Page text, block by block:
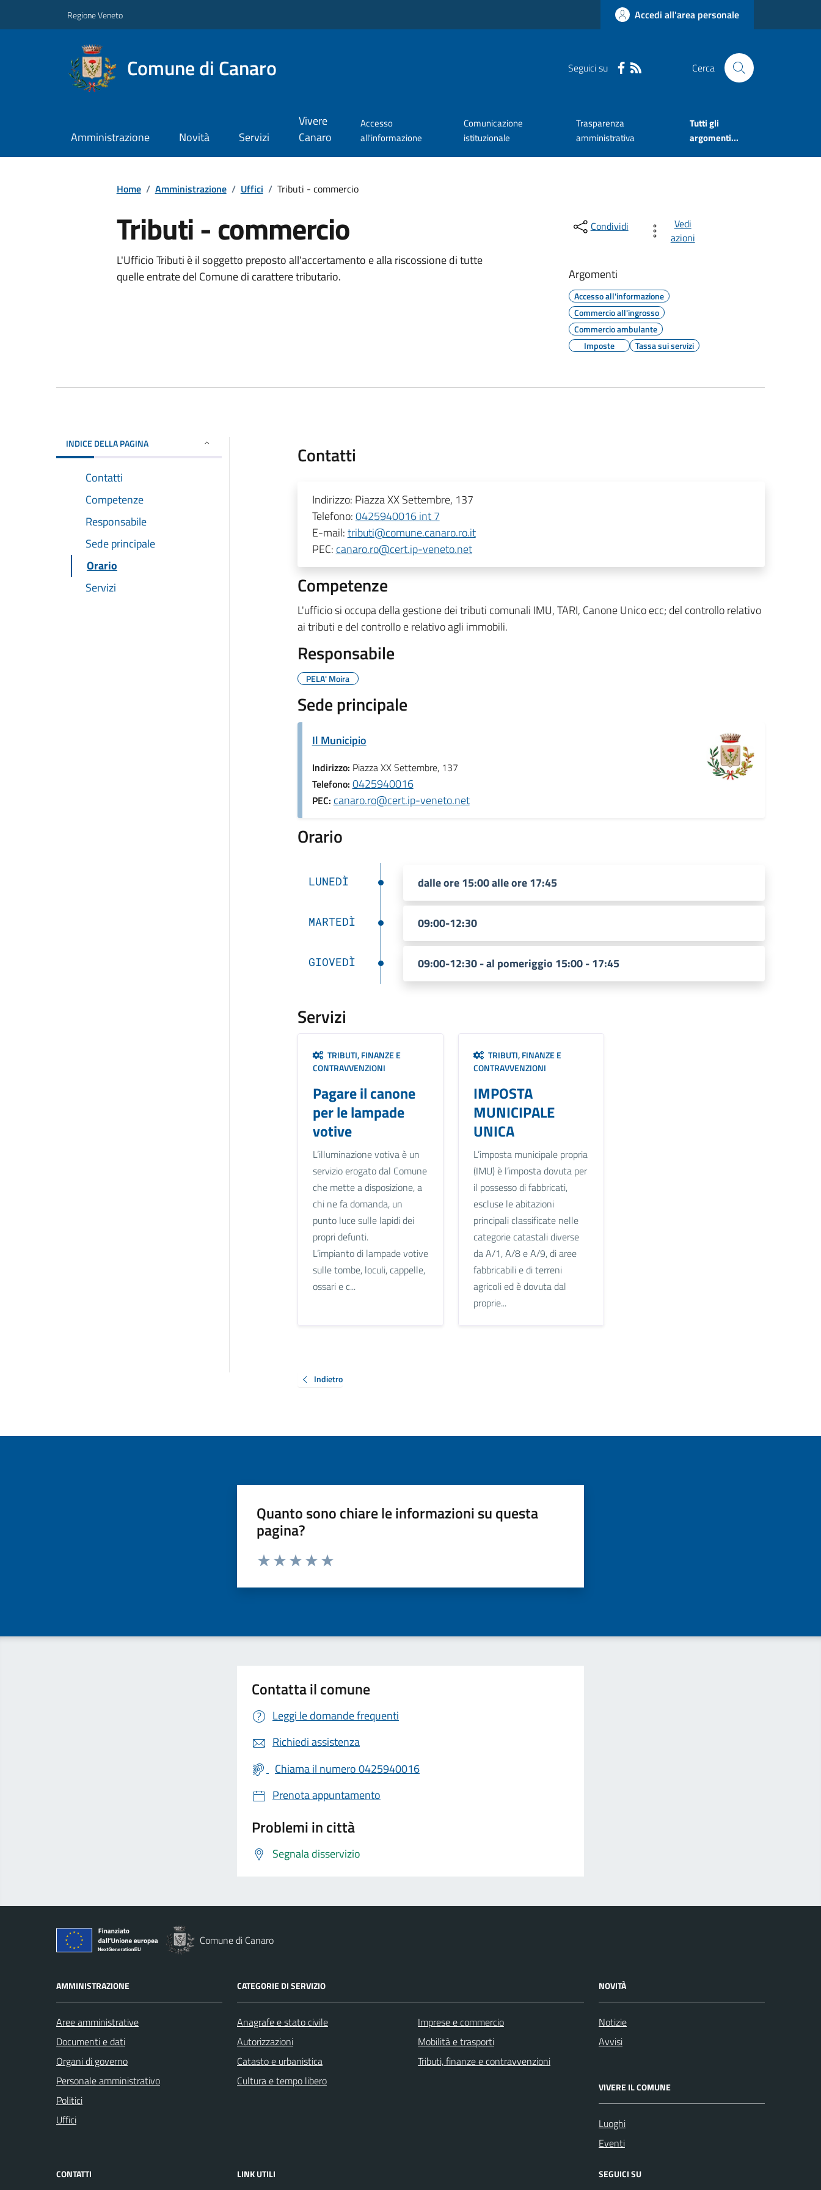
Regione Veneto Accedi all'area personale
Comune di Canaro Seguici su Cerca
Amministrazione Novità Servizi
Vivere
Canaro
Accesso
all'informazione
Comunicazione
istituzionale
Trasparenza
amministrativa
Tutti gli
argomenti...
Home / Amministrazione / Uffici / Tributi - commercio
Tributi - commercio
L'Ufficio Tributi è il soggetto preposto all'accertamento e alla riscossione di tutte
quelle entrate del Comune di carattere tributario.
Condividi
Vedi
azioni
Argomenti
Accesso all'informazione
Commercio all'ingrosso
Commercio ambulante
Imposte
Tassa sui servizi
INDICE DELLA PAGINA
Contatti
Competenze
Responsabile
Sede principale
Orario
Servizi
Contatti
Indirizzo: Piazza XX Settembre, 137
Telefono:0425940016 int 7
E-mail:tributi@comune.canaro.ro.it
PEC: canaro.ro@cert.ip-veneto.net
Competenze
L'ufficio si occupa della gestione dei tributi comunali IMU, TARI, Canone Unico ecc; del controllo relativo
ai tributi e del controllo e relativo agli immobili.
Responsabile
PELA' Moira
Sede principale
Il Municipio
Indirizzo: Piazza XX Settembre, 137
Telefono: 0425940016
PEC: canaro.ro@cert.ip-veneto.net
Orario
LUNEDÌ dalle ore 15:00 alle ore 17:45
MARTEDÌ 09:00-12:30
GIOVEDÌ 09:00-12:30 - al pomeriggio 15:00 - 17:45
Servizi
TRIBUTI, FINANZE E
CONTRAVVENZIONI
Pagare il canone
per le lampade
votive
L’illuminazione votiva è un
servizio erogato dal Comune
che mette a disposizione, a
chi ne fa domanda, un
punto luce sulle lapidi dei
propri defunti.
L’impianto di lampade votive
sulle tombe, loculi, cappelle,
ossari e c...
TRIBUTI, FINANZE E
CONTRAVVENZIONI
IMPOSTA
MUNICIPALE
UNICA
L’imposta municipale propria
(IMU) è l’imposta dovuta per
il possesso di fabbricati,
escluse le abitazioni
principali classificate nelle
categorie catastali diverse
da A/1, A/8 e A/9, di aree
fabbricabili e di terreni
agricoli ed è dovuta dal
proprie...
Indietro
Quanto sono chiare le informazioni su questa
pagina?
Valuta da 1 a 5 stelle la pagina
Contatta il comune
Leggi le domande frequenti
Richiedi assistenza
Chiama il numero 0425940016
Prenota appuntamento
Problemi in città
Segnala disservizio
Comune di Canaro
AMMINISTRAZIONE
Aree amministrative
Documenti e dati
Organi di governo
Personale amministrativo
Politici
Uffici
CATEGORIE DI SERVIZIO
Anagrafe e stato civile
Autorizzazioni
Catasto e urbanistica
Cultura e tempo libero
Imprese e commercio
Mobilità e trasporti
Tributi, finanze e contravvenzioni
NOVITÀ
Notizie
Avvisi
VIVERE IL COMUNE
Luoghi
Eventi
CONTATTI LINK UTILI SEGUICI SU